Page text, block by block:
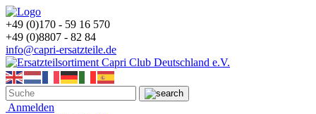
+49 (0)170 - 59 16 570
+49 (0)8807 - 82 84
info@capri-ersatzteile.de
Anmelden